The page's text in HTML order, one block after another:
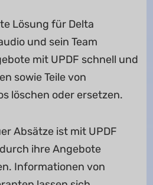
Lösung für Delta
und sein Team
mit UPDF schnell und
sowie Teile von
löschen oder ersetzen.
Absätze ist mit UPDF
ihre Angebote
Informationen von